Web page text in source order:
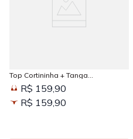
Top Cortininha + Tanga
Amarradinha Estampada Sun
KissedR$ 159,90
R$ 159,90